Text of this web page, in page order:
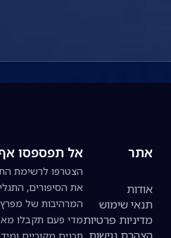
אתר
אודות
תנאי שימוש
מדיניות פרטיות
אל תפספסו
הצטרפו לרשימת
את הסיפורים,
המרהיבות של מפרץ
מדי פעם תקבלו